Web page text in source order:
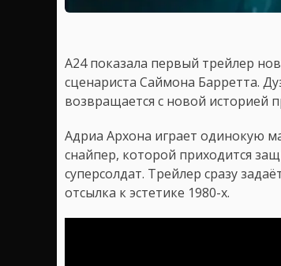
A24 показала первый трейлер
сценариста Саймона Барретта.
возвращается с новой историей
Адриа Архона играет одинокую
снайпер, которой приходится
суперсолдат. Трейлер сразу
отсылка к эстетике 1980-х.